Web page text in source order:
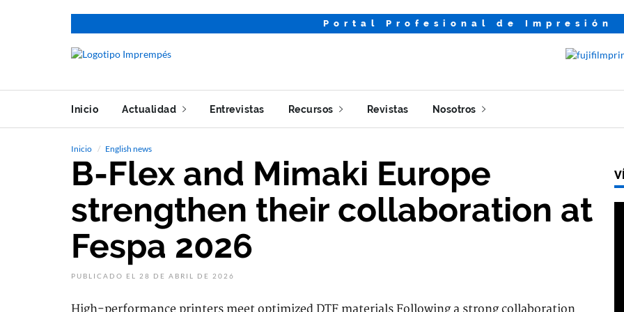
Portal Profesional de Impresión
Inicio Actualidad Entrevistas Recursos Revistas Nosotros
Inicio English news
B-Flex and Mimaki Europe
strengthen their collaboration at
Fespa 2026
PUBLICADO EL 28 DE ABRIL DE 2026
High-performance printers meet optimized DTF materials Following a strong collaboration